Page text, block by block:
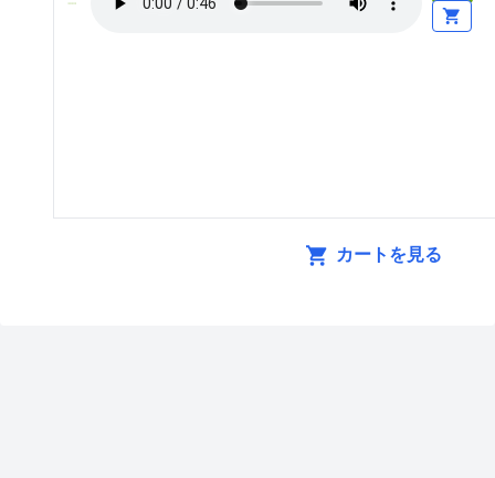
カートを見る